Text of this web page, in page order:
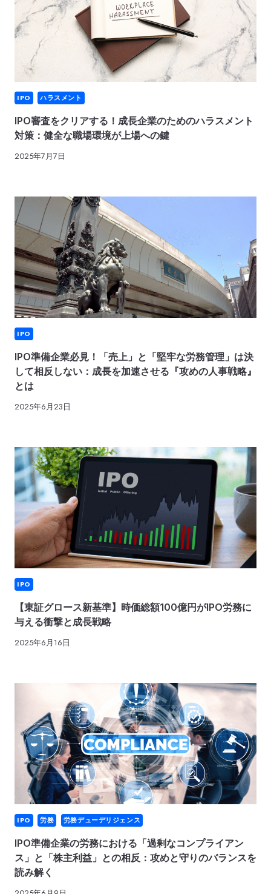
IPO ハラスメント
IPO審査をクリアする！成長企業のためのハラスメント
対策：健全な職場環境が上場への鍵
2025年7月7日
IPO
IPO準備企業必見！「売上」と「堅牢な労務管理」は決
して相反しない：成長を加速させる『攻めの人事戦略』
とは
2025年6月23日
IPO
【東証グロース新基準】時価総額100億円がIPO労務に
与える衝撃と成長戦略
2025年6月16日
IPO 労務 労務デューデリジェンス
IPO準備企業の労務における「過剰なコンプライアン
ス」と「株主利益」との相反：攻めと守りのバランスを
読み解く